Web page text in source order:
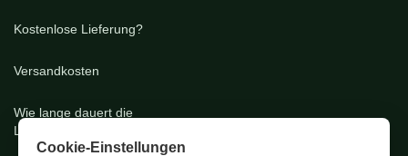
Cookie-Einstellungen
Kostenlose Lieferung?
Versandkosten
Wie lange dauert die
Lieferung?